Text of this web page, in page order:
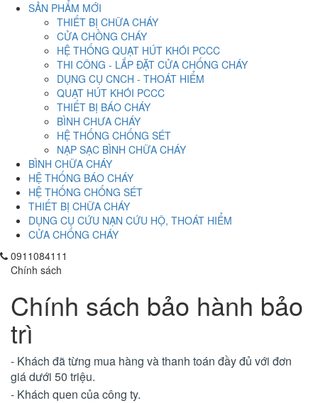
SẢN PHẨM MỚI
THIẾT BỊ CHỮA CHÁY
CỬA CHỒNG CHÁY
HỆ THỐNG QUẠT HÚT KHÓI PCCC
THI CÔNG - LẮP ĐẶT CỬA CHỐNG CHÁY
DỤNG CỤ CNCH - THOÁT HIỂM
QUẠT HÚT KHÓI PCCC
THIẾT BỊ BÁO CHÁY
BÌNH CHƯA CHÁY
HỆ THỐNG CHỐNG SÉT
NẠP SẠC BÌNH CHỮA CHÁY
BÌNH CHỮA CHÁY
HỆ THỐNG BÁO CHÁY
HỆ THỐNG CHỐNG SÉT
THIẾT BỊ CHỮA CHÁY
DỤNG CỤ CỨU NẠN CỨU HỘ, THOÁT HIỂM
CỬA CHỐNG CHÁY
0911084111
Chính sách
Chính sách bảo hành bảo
trì
- Khách đã từng mua hàng và thanh toán đầy đủ với đơn
giá dưới 50 triệu.
- Khách quen của công ty.